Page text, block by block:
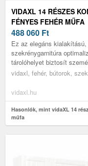
VIDAXL 14 RÉSZES
FÉNYES FEHÉR MŰFA
488 060 Ft
Ez az elegáns
szekrénygarnitúra
tárolóhelyet biztosít
vidaxl, fehér, bútorok,
vidaxl.hu
Hasonlók, mint vidaXL 14
műfa